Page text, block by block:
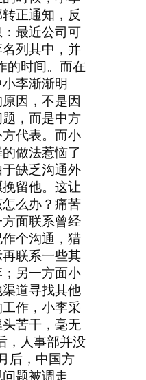
正通知，反
最近公司可
列其中，并
的时间。而在
李渐渐明
因，不是因
，而是中方
代表。而小
做法惹恼了
缺乏沟通外
留他。这让
么办？痛苦
面联系曾经
个沟通，猎
联系一些其
另一方面小
道寻找其他
作，小李采
苦干，毫无
，人事部并没
后，中国方
题被调走